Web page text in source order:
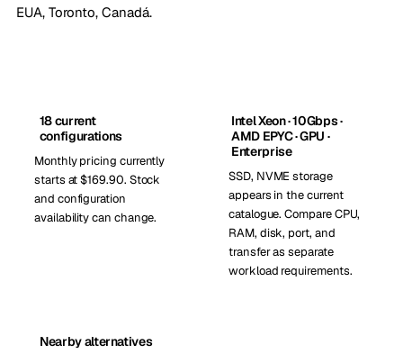
EUA, Toronto, Canadá.
18 current
configurations
Monthly pricing currently
starts at $169.90. Stock
and configuration
availability can change.
Intel Xeon · 10Gbps ·
AMD EPYC · GPU ·
Enterprise
SSD, NVME storage
appears in the current
catalogue. Compare CPU,
RAM, disk, port, and
transfer as separate
workload requirements.
Nearby alternatives